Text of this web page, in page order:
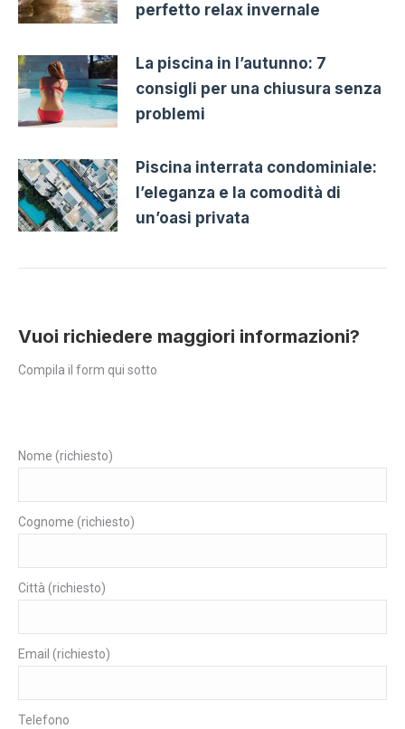
perfetto relax invernale
La piscina in l’autunno: 7
consigli per una chiusura senza
problemi
Piscina interrata condominiale:
l’eleganza e la comodità di
un’oasi privata
Vuoi richiedere maggiori informazioni?
Compila il form qui sotto
Nome (richiesto)
Cognome (richiesto)
Città (richiesto)
Email (richiesto)
Telefono